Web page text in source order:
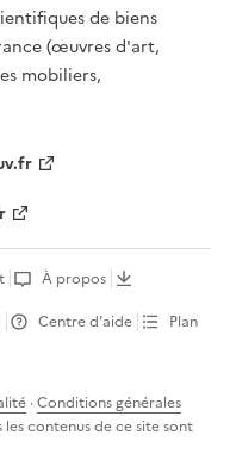
de biens
(œuvres d'art,
mobiliers,
À propos
Centre d’aide
Plan
·Conditions générales
contenus de ce site sont